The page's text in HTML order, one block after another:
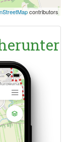
contributors